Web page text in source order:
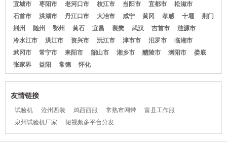
宜城市
枣阳市 老河口市 枝江市 当阳市 宜都市
松滋市
石首市
洪湖市 丹江口市 大冶市 咸宁 黄冈 孝感 十堰
荆门
荆州
随州 鄂州 黄石 宜昌 襄樊 武汉 吉首市
涟源市
冷水江市
洪江市 资兴市 沅江市 津市市 汨罗市
临湘市
武冈市
常宁市 耒阳市 韶山市 湘乡市 醴陵市 浏阳市
娄底
张家界
益阳 常德 怀化
友情链接
试验机 沧州西装 鸡西西服 常熟市网带
富县工作服
泉州试验机厂家
短视频多平台分发